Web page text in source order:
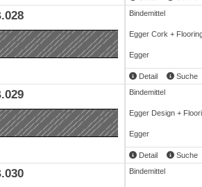
Bindemittel
Egger Cork +
Egger
Detail Suche
Bindemittel
Egger Design +
Egger
Detail Suche
Bindemittel